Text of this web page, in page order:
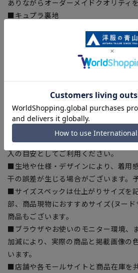
ありながらオーダーメイドクオリティを
■キュプラ裏地
抑え虜になるほどの滑らかな袖通し、
【商品に関するご注意】
■商品画像はサンプルのため、色味や
ある場合がございますので、予めご了
■ゆとり感には個人差があります。サ
入の目安としてご利用ください。
■生地や仕様・デザインにより、着用
干の誤差が生じる場合がございます。
■サイズスペックは仕上がりサイズを
部、商品現物におすすめサイズ(ヌー
商品もございます。
■ブラウザやお使いのモニター環境、
加減により、実際の商品と掲載画像の
います。
■店舗や各モールサイトと商品在庫を